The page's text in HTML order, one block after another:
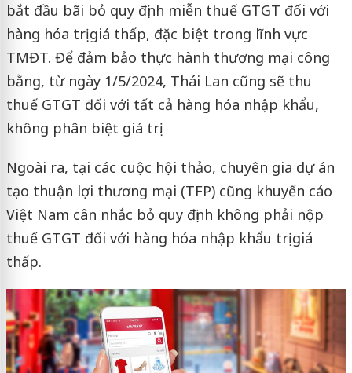
bắt đầu bãi bỏ quy định miễn thuế GTGT đối với
hàng hóa trị giá thấp, đặc biệt trong lĩnh vực
TMĐT. Để đảm bảo thực hành thương mại công
bằng, từ ngày 1/5/2024, Thái Lan cũng sẽ thu
thuế GTGT đối với tất cả hàng hóa nhập khẩu,
không phân biệt giá trị.
Ngoài ra, tại các cuộc hội thảo, chuyên gia dự án
tạo thuận lợi thương mại (TFP) cũng khuyến cáo
Việt Nam cân nhắc bỏ quy định không phải nộp
thuế GTGT đối với hàng hóa nhập khẩu trị giá
thấp.